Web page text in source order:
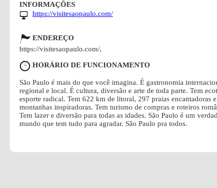
INFORMAÇÕES
https://visitesaopaulo.com/
ENDEREÇO
https://visitesaopaulo.com/,
HORÁRIO DE FUNCIONAMENTO
São Paulo é mais do que você imagina. É gastronomia
regional e local. É cultura, diversão e arte de toda parte. Tem
esporte radical. Tem 622 km de litoral, 297 praias encantadoras e
montanhas inspiradoras. Tem turismo de compras e roteiros
Tem lazer e diversão para todas as idades. São Paulo é um
mundo que tem tudo para agradar. São Paulo pra todos.